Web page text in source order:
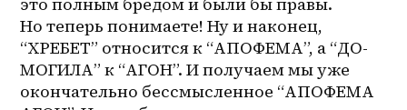
Но теперь понимаете! Ну и наконец,
“ХРЕБЕТ” относится к “АПОФЕМА”, а “ДО-
МОГИЛА” к “АГОН”. И получаем мы уже
окончательно бессмысленное “АПОФЕМА